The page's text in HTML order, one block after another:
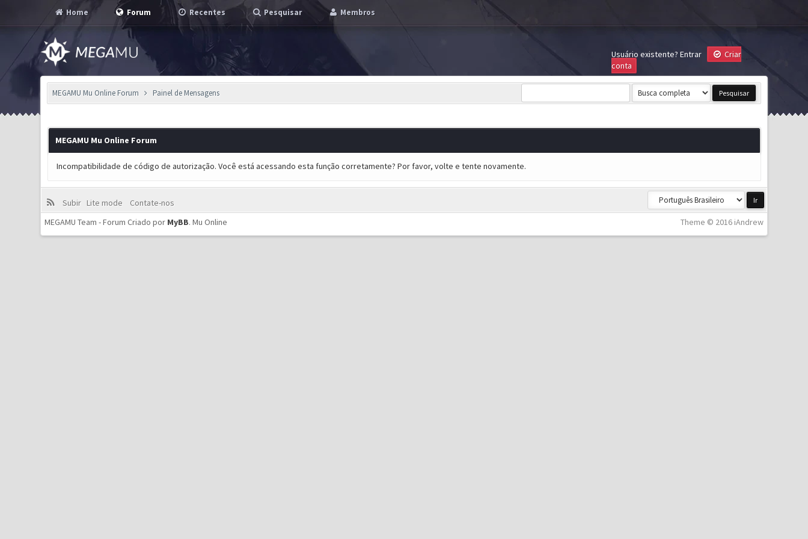
Home Forum Recentes Pesquisar Membros
Usuário existente? Entrar
Criar
conta
MEGAMU Mu Online Forum Painel de Mensagens
MEGAMU Mu Online Forum
Incompatibilidade de código de autorização. Você está acessando esta função corretamente? Por favor, volte e tente novamente.
Subir Lite mode
Contate-nos
Theme © 2016 iAndrew
MEGAMU Team - Forum Criado por MyBB.Mu Online